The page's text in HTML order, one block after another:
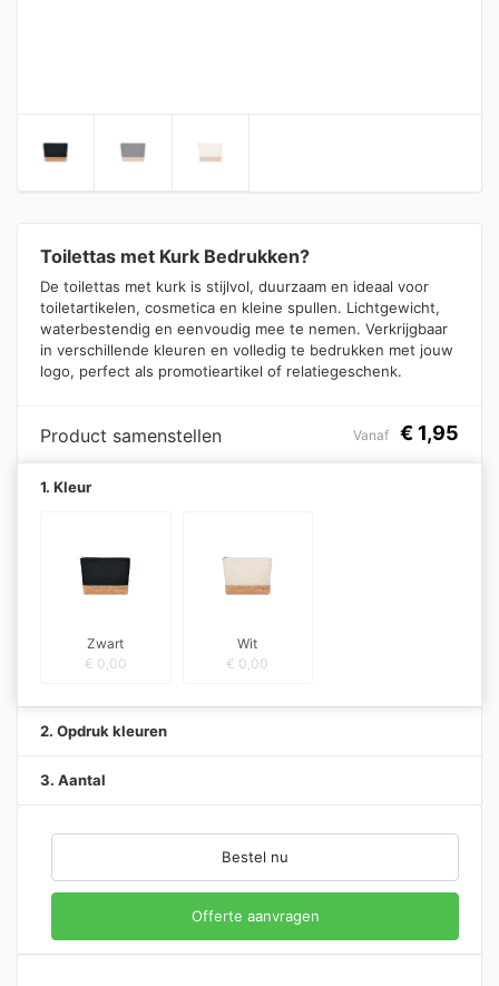
Toilettas met Kurk Bedrukken?
De toilettas met kurk is stijlvol, duurzaam en ideaal voor
toiletartikelen, cosmetica en kleine spullen. Lichtgewicht,
waterbestendig en eenvoudig mee te nemen. Verkrijgbaar
in verschillende kleuren en volledig te bedrukken met jouw
logo, perfect als promotieartikel of relatiegeschenk.
Product samenstellen Vanaf € 1,95
1. Kleur
Zwart
€ 0,00
Wit
€ 0,00
2. Opdruk kleuren
3. Aantal
Bestel nu
Offerte aanvragen